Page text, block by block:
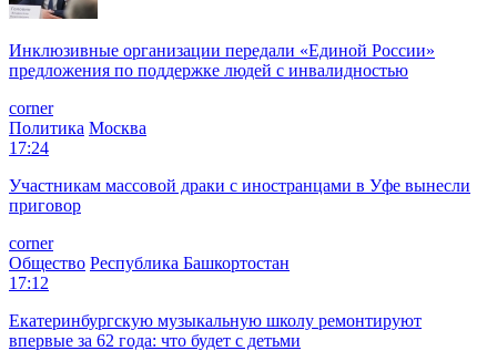
Инклюзивные организации передали «Единой России»
предложения по поддержке людей с инвалидностью
corner
Политика Москва
17:24
Участникам массовой драки с иностранцами в Уфе вынесли
приговор
corner
Общество Республика Башкортостан
17:12
Екатеринбургскую музыкальную школу ремонтируют
впервые за 62 года: что будет с детьми